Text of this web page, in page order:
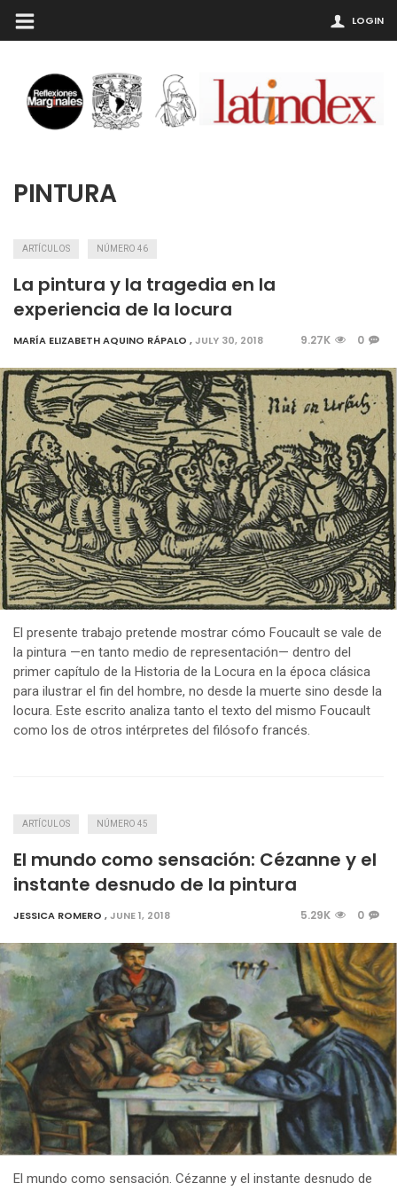
LOGIN
PINTURA
ARTÍCULOS NÚMERO 46
La pintura y la tragedia en la
experiencia de la locura
MARÍA ELIZABETH AQUINO RÁPALO ,JULY 30, 2018 9.27K 0
El presente trabajo pretende mostrar cómo Foucault se vale de
la pintura —en tanto medio de representación— dentro del
primer capítulo de la Historia de la Locura en la época clásica
para ilustrar el fin del hombre, no desde la muerte sino desde la
locura. Este escrito analiza tanto el texto del mismo Foucault
como los de otros intérpretes del filósofo francés.
ARTÍCULOS NÚMERO 45
El mundo como sensación: Cézanne y el
instante desnudo de la pintura
JESSICA ROMERO ,JUNE 1, 2018 5.29K 0
El mundo como sensación. Cézanne y el instante desnudo de